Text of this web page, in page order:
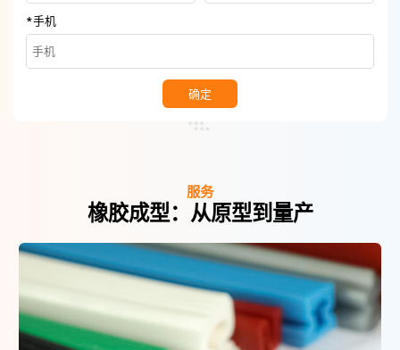
*手机
确定
服务
橡胶成型：从原型到量产